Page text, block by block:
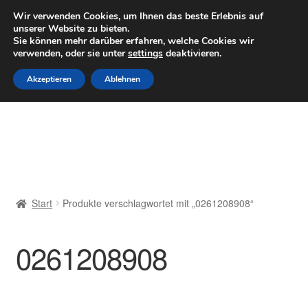
LIEFERUNG ab 6 EUR
Mo–Fr 9–16 Uhr · 0175 7465658
Zur
Navigation
springen
Zum
Inhalt
springen
Datenschutz-Bestimmungen
Start Produkte verschlagwortet mit „0261208908“
0261208908
Wir verwenden Cookies, um Ihnen das beste Erlebnis auf
unserer Website zu bieten.
Sie können mehr darüber erfahren, welche Cookies wir
verwenden, oder sie untersettings deaktivieren.
Akzeptieren Ablehnen